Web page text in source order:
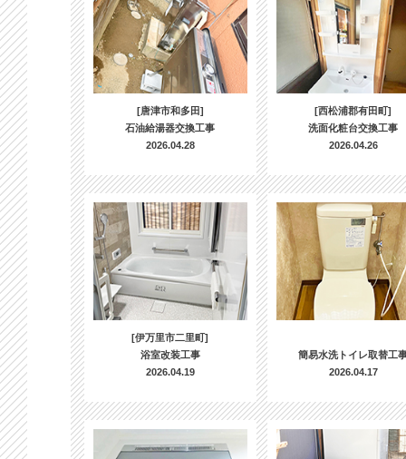
[唐津市和多田]
石油給湯器交換工事
2026.04.28
[西松浦郡有田町]
洗面化粧台交換工事
2026.04.26
[伊万里市二里町]
浴室改装工事
2026.04.19
簡易水洗トイレ取替工
2026.04.17